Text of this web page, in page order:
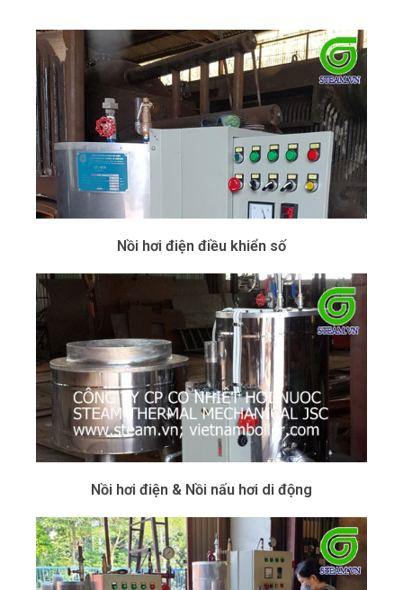
Nồi hơi điện điều khiển số
Nồi hơi điện & Nồi nấu hơi di động